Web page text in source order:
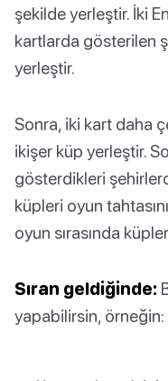
şekilde yerleştir. İki
kartlarda gösterilen
yerleştir.
Sonra, iki kart daha
ikişer küp yerleştir.
gösterdikleri
küpleri oyun
oyun sırasında
Sıran geldiğinde:
yapabilirsin, örneğin: